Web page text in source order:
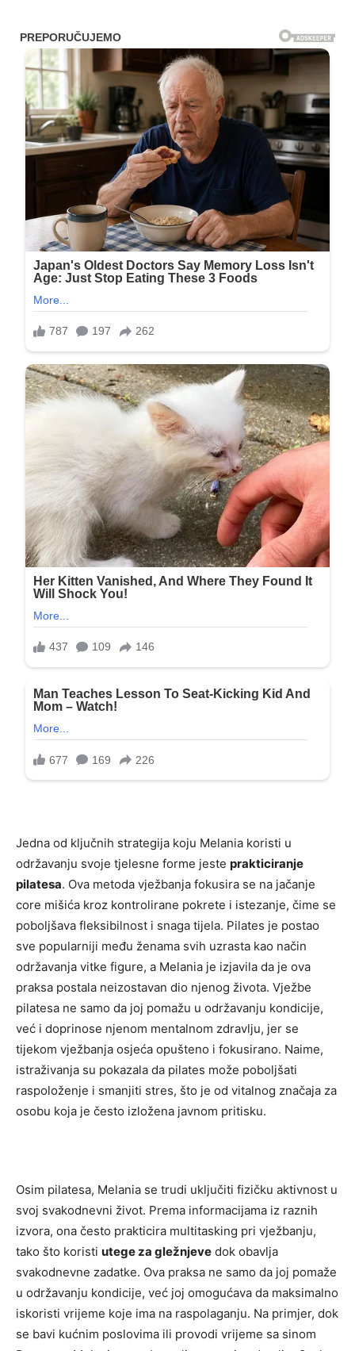
Jedna od ključnih strategija koju Melania koristi u
održavanju svoje tjelesne forme jeste prakticiranje
pilatesa. Ova metoda vježbanja fokusira se na jačanje
core mišića kroz kontrolirane pokrete i istezanje, čime se
poboljšava fleksibilnost i snaga tijela. Pilates je postao
sve popularniji među ženama svih uzrasta kao način
održavanja vitke figure, a Melania je izjavila da je ova
praksa postala neizostavan dio njenog života. Vježbe
pilatesa ne samo da joj pomažu u održavanju kondicije,
već i doprinose njenom mentalnom zdravlju, jer se
tijekom vježbanja osjeća opušteno i fokusirano. Naime,
istraživanja su pokazala da pilates može poboljšati
raspoloženje i smanjiti stres, što je od vitalnog značaja za
osobu koja je često izložena javnom pritisku.
Osim pilatesa, Melania se trudi uključiti fizičku aktivnost u
svoj svakodnevni život. Prema informacijama iz raznih
izvora, ona često prakticira multitasking pri vježbanju,
tako što koristi utege za gležnjeve dok obavlja
svakodnevne zadatke. Ova praksa ne samo da joj pomaže
u održavanju kondicije, već joj omogućava da maksimalno
iskoristi vrijeme koje ima na raspolaganju. Na primjer, dok
se bavi kućnim poslovima ili provodi vrijeme sa sinom